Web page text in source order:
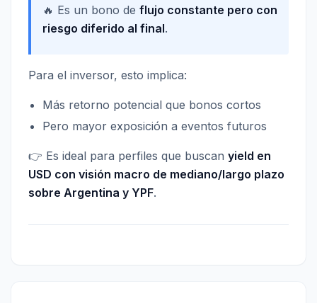
🔥 Es un bono de flujo constante pero con
riesgo diferido al final.
Para el inversor, esto implica:
Más retorno potencial que bonos cortos
Pero mayor exposición a eventos futuros
👉 Es ideal para perfiles que buscan yield en
USD con visión macro de mediano/largo plazo
sobre Argentina y YPF.